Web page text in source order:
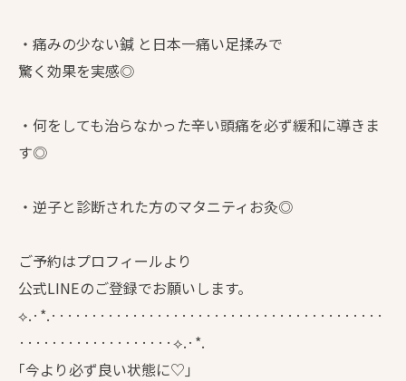
・痛みの少ない鍼 と日本一痛い足揉みで
驚く効果を実感◎
・何をしても治らなかった辛い頭痛を必ず緩和に導きま
す◎
・逆子と診断された方のマタニティお灸◎
ご予約はプロフィールより
公式LINEのご登録でお願いします。
⟡.·*.·········································
···················⟡.·*.
｢今より必ず良い状態に♡｣